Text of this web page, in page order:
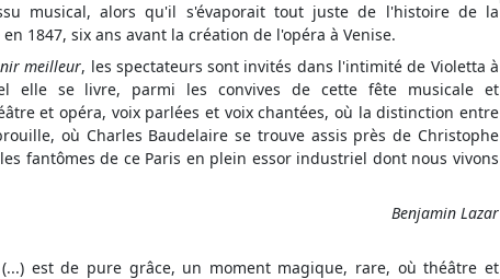
musical, alors qu'il s'évaporait tout juste de l'histoire de la
1847, six ans avant la création de l'opéra à Venise.
meilleur, les spectateurs sont invités dans l'intimité de Violetta à
elle se livre, parmi les convives de cette fête musicale et
et opéra, voix parlées et voix chantées, où la distinction entre
où Charles Baudelaire se trouve assis près de Christophe
fantômes de ce Paris en plein essor industriel dont nous vivons
Benjamin Lazar
est de pure grâce, un moment magique, rare, où théâtre et